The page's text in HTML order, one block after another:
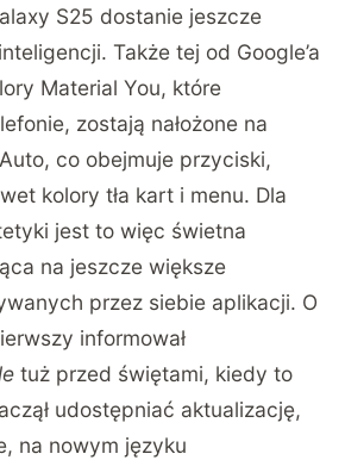
S25 dostanie jeszcze
Także tej od Google’a
Material You, które
zostają nałożone na
co obejmuje przyciski,
kolory tła kart i menu. Dla
jest to więc świetna
na jeszcze większe
przez siebie aplikacji. O
informował
tuż przed świętami, kiedy to
udostępniać aktualizację,
na nowym języku